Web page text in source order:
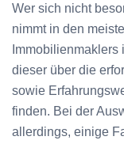
Wer sich nicht
nimmt in den
dieser über die
sowie
finden. Bei der
allerdings, einige